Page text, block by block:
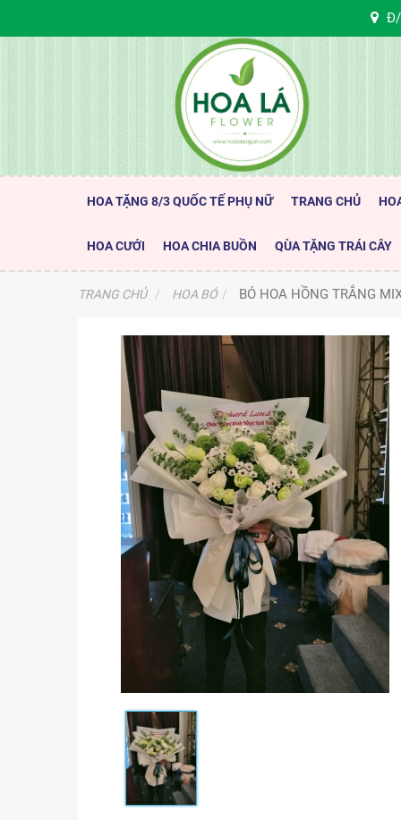
Đ/
HOA TẶNG 8/3 QUỐC TẾ PHỤ NỮ TRANG CHỦ
HOA CƯỚI HOA CHIA BUỒN QÙA TẶNG TRÁI CÂY
TRANG CHỦ HOA BÓ BÓ HOA HỒNG TRẮNG